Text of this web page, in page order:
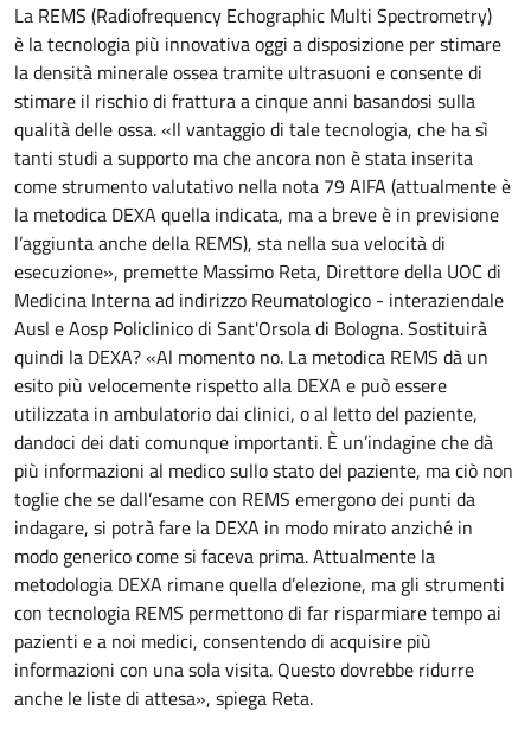
La REMS (Radiofrequency Echographic Multi Spectrometry)
è la tecnologia più innovativa oggi a disposizione per stimare
la densità minerale ossea tramite ultrasuoni e consente di
stimare il rischio di frattura a cinque anni basandosi sulla
qualità delle ossa. «Il vantaggio di tale tecnologia, che ha sì
tanti studi a supporto ma che ancora non è stata inserita
come strumento valutativo nella nota 79 AIFA (attualmente è
la metodica DEXA quella indicata, ma a breve è in previsione
l’aggiunta anche della REMS), sta nella sua velocità di
esecuzione», premette Massimo Reta, Direttore della UOC di
Medicina Interna ad indirizzo Reumatologico - interaziendale
Ausl e Aosp Policlinico di Sant'Orsola di Bologna. Sostituirà
quindi la DEXA? «Al momento no. La metodica REMS dà un
esito più velocemente rispetto alla DEXA e può essere
utilizzata in ambulatorio dai clinici, o al letto del paziente,
dandoci dei dati comunque importanti. È un’indagine che dà
più informazioni al medico sullo stato del paziente, ma ciò non
toglie che se dall’esame con REMS emergono dei punti da
indagare, si potrà fare la DEXA in modo mirato anziché in
modo generico come si faceva prima. Attualmente la
metodologia DEXA rimane quella d’elezione, ma gli strumenti
con tecnologia REMS permettono di far risparmiare tempo ai
pazienti e a noi medici, consentendo di acquisire più
informazioni con una sola visita. Questo dovrebbe ridurre
anche le liste di attesa», spiega Reta.